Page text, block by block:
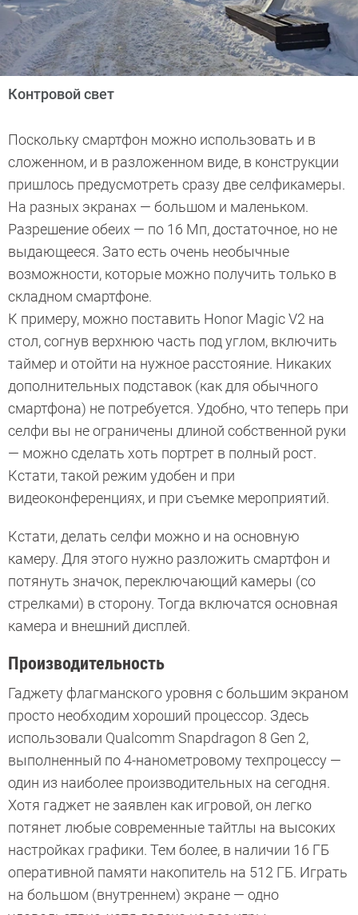
Контровой свет
Поскольку смартфон можно использовать и в
сложенном, и в разложенном виде, в конструкции
пришлось предусмотреть сразу две селфикамеры.
На разных экранах — большом и маленьком.
Разрешение обеих — по 16 Мп, достаточное, но не
выдающееся. Зато есть очень необычные
возможности, которые можно получить только в
складном смартфоне.
К примеру, можно поставить Honor Magic V2 на
стол, согнув верхнюю часть под углом, включить
таймер и отойти на нужное расстояние. Никаких
дополнительных подставок (как для обычного
смартфона) не потребуется. Удобно, что теперь при
селфи вы не ограничены длиной собственной руки
— можно сделать хоть портрет в полный рост.
Кстати, такой режим удобен и при
видеоконференциях, и при съемке мероприятий.
Кстати, делать селфи можно и на основную
камеру. Для этого нужно разложить смартфон и
потянуть значок, переключающий камеры (со
стрелками) в сторону. Тогда включатся основная
камера и внешний дисплей.
Производительность
Гаджету флагманского уровня с большим экраном
просто необходим хороший процессор. Здесь
использовали Qualcomm Snapdragon 8 Gen 2,
выполненный по 4-нанометровому техпроцессу —
один из наиболее производительных на сегодня.
Хотя гаджет не заявлен как игровой, он легко
потянет любые современные тайтлы на высоких
настройках графики. Тем более, в наличии 16 ГБ
оперативной памяти накопитель на 512 ГБ. Играть
на большом (внутреннем) экране — одно